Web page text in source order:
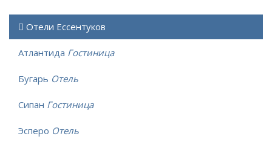
Отели Ессентуков
Атлантида Гостиница
Бугарь Отель
Сипан Гостиница
Эсперо Отель